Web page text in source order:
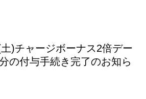
)チャージボーナス2倍デー
の付与手続き完了のお知ら